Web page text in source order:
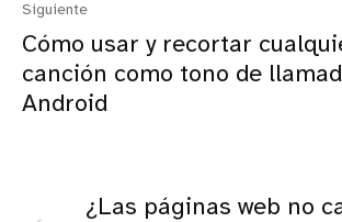
Siguiente
Cómo usar y recortar
canción como tono de
Android
¿Las páginas web no